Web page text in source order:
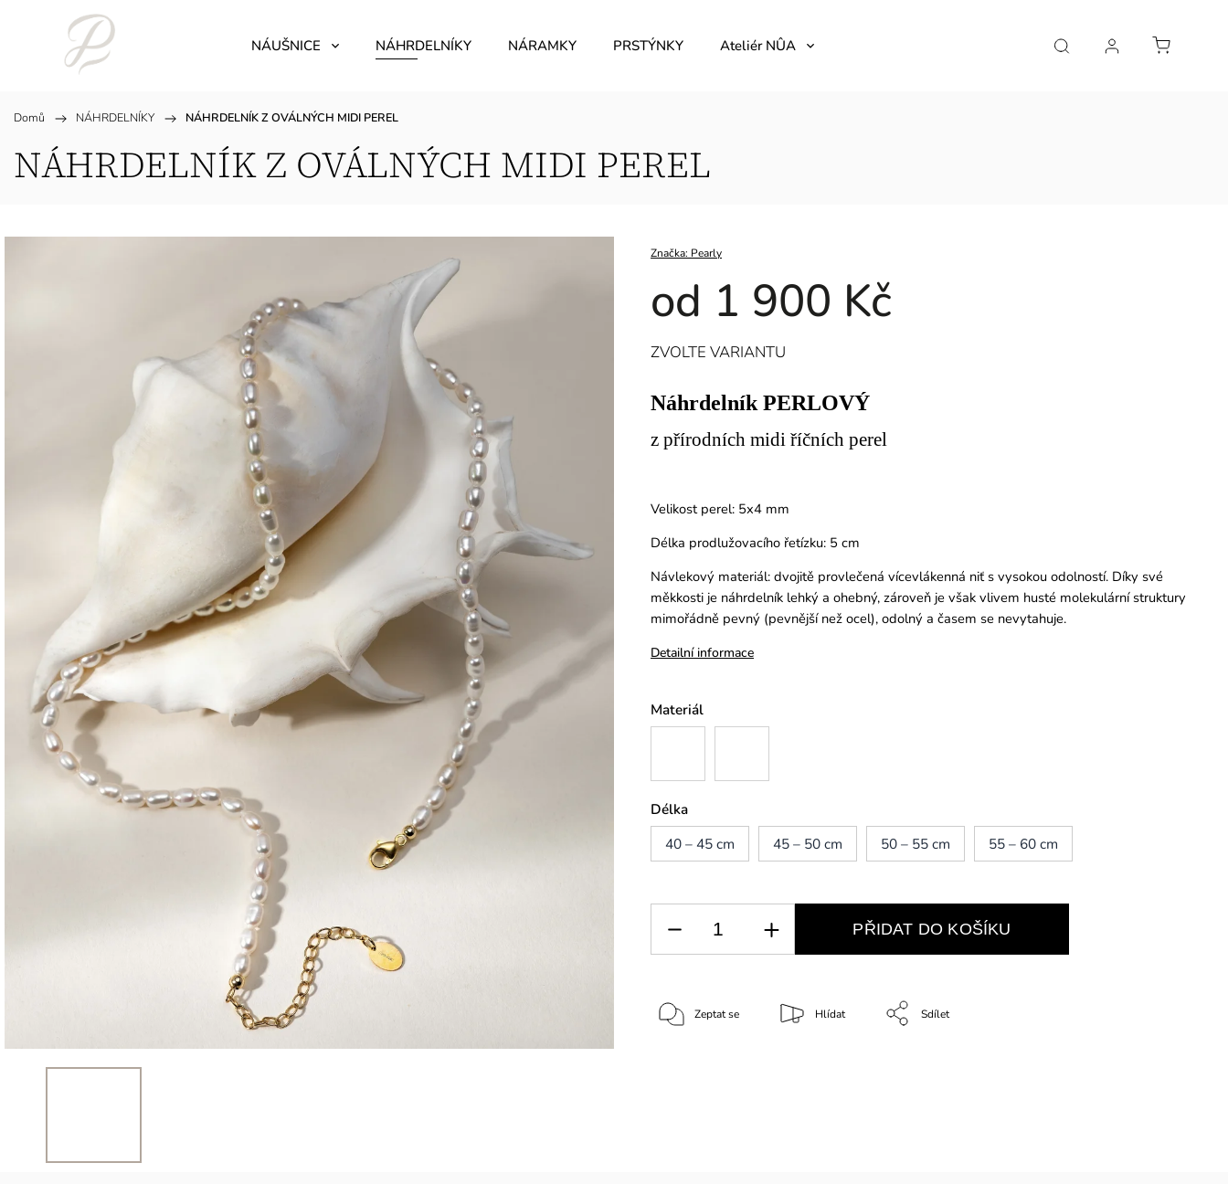
NÁUŠNICE NÁHRDELNÍKY NÁRAMKY PRSTÝNKY Ateliér NÛA
Domů / NÁHRDELNÍKY / NÁHRDELNÍK Z OVÁLNÝCH MIDI PEREL
NÁHRDELNÍK Z OVÁLNÝCH MIDI PEREL
Značka: Pearly
od 1 900 Kč
Náhrdelník PERLOVÝ
z přírodních midi říčních perel
Velikost perel: 5x4 mm
Délka prodlužovacího řetízku: 5 cm
Návlekový materiál: dvojitě provlečená vícevlákenná niť s vysokou odolností. Díky své
měkkosti je náhrdelník lehký a ohebný, zároveň je však vlivem husté molekulární struktury
mimořádně pevný (pevnější než ocel), odolný a časem se nevytahuje.
Detailní informace
Materiál
Délka
40 – 45 cm
45 – 50 cm 50 – 55 cm 55 – 60 cm
ZVOLTE VARIANTU
PŘIDAT DO KOŠÍKU
Zeptat se Hlídat Sdílet